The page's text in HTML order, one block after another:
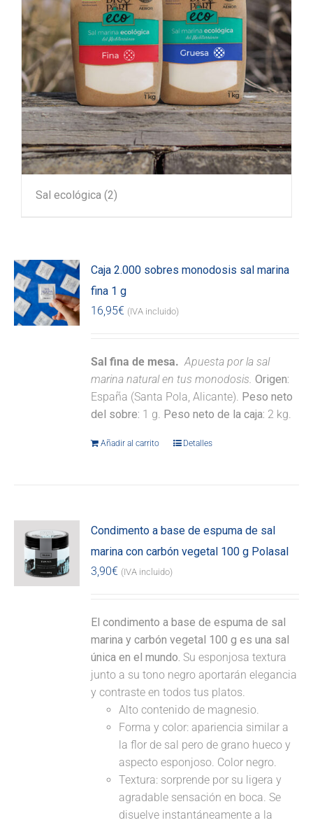
Sal ecológica (2)
Caja 2.000 sobres monodosis sal marina
fina 1 g
16,95€ (IVA incluido)
Sal fina de mesa. Apuesta por la sal
marina natural en tus monodosis. Origen:
España (Santa Pola, Alicante). Peso neto
del sobre: 1 g. Peso neto de la caja: 2 kg.
Añadir al carrito Detalles
Condimento a base de espuma de sal
marina con carbón vegetal 100 g Polasal
3,90€ (IVA incluido)
El condimento a base de espuma de sal
marina y carbón vegetal 100 g es una sal
única en el mundo. Su esponjosa textura
junto a su tono negro aportarán elegancia
y contraste en todos tus platos.
Alto contenido de magnesio.
Forma y color: apariencia similar a
la flor de sal pero de grano hueco y
aspecto esponjoso. Color negro.
Textura: sorprende por su ligera y
agradable sensación en boca. Se
disuelve instantáneamente a la